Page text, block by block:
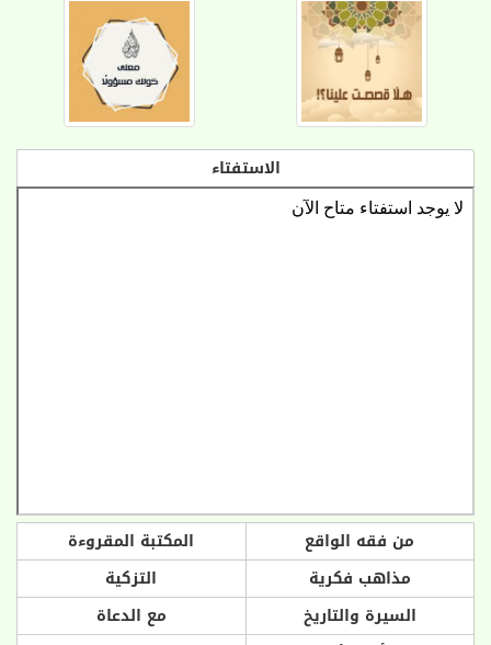
الاستفتاء
من فقه الواقع
المكتبة المقروءة
مذاهب فكرية
التزكية
السيرة والتاريخ
مع الدعاة